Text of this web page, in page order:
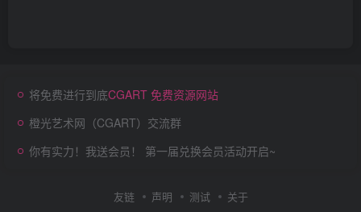
将免费进行到底CGART 免费资源网站
橙光艺术网（CGART）交流群
你有实力！我送会员！ 第一届兑换会员活动开启~
友链 声明 测试 关于